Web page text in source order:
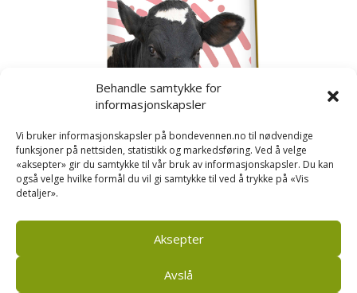
Behandle samtykke for
informasjonskapsler
Vi bruker informasjonskapsler på bondevennen.no til nødvendige
funksjoner på nettsiden, statistikk og markedsføring. Ved å velge
«aksepter» gir du samtykke til vår bruk av informasjonskapsler. Du kan
også velge hvilke formål du vil gi samtykke til ved å trykke på «Vis
detaljer».
Aksepter
Avslå
Kusignal